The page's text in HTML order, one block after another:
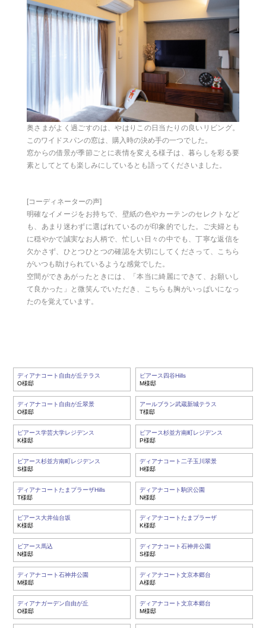
奥さまがよく過ごすのは、やはりこの日当たりの良いリビング。
このワイドスパンの窓は、購入時の決め手の一つでした。
窓からの借景が季節ごとに表情を変える様子は、暮らしを彩る要
素としてとても楽しみにしているとも語ってくださいました。
[コーディネーターの声]
明確なイメージをお持ちで、壁紙の色やカーテンのセレクトなど
も、あまり迷わずに選ばれているのが印象的でした。ご夫婦とも
に穏やかで誠実なお人柄で、忙しい日々の中でも、丁寧な返信を
欠かさず、ひとつひとつの確認を大切にしてくださって、こちら
がいつも助けられているような感覚でした。
空間ができあがったときには、「本当に綺麗にできて、お願いし
て良かった」と微笑んでいただき、こちらも胸がいっぱいになっ
たのを覚えています。
ディアナコート自由が丘テラス
O様邸
ピアース四谷Hills
M様邸
ディアナコート自由が丘翠景
O様邸
アールブラン武蔵新城テラス
T様邸
ピアース学芸大学レジデンス
K様邸
ピアース杉並方南町レジデンス
P様邸
ピアース杉並方南町レジデンス
S様邸
ディアナコート二子玉川翠景
H様邸
ディアナコートたまプラーザHills
T様邸
ディアナコート駒沢公園
N様邸
ピアース大井仙台坂
K様邸
ディアナコートたまプラーザ
K様邸
ピアース馬込
N様邸
ディアナコート石神井公園
S様邸
ディアナコート石神井公園
M様邸
ディアナコート文京本郷台
A様邸
ディアナガーデン自由が丘
O様邸
ディアナコート文京本郷台
M様邸